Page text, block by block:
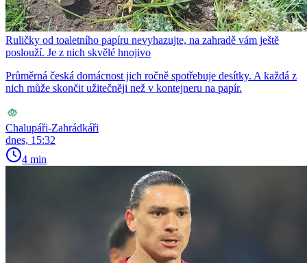
Ruličky od toaletního papíru nevyhazujte, na zahradě vám ještě
poslouží. Je z nich skvělé hnojivo
Průměrná česká domácnost jich ročně spotřebuje desítky. A každá z
nich může skončit užitečněji než v kontejneru na papír.
Chalupáři-Zahrádkáři
dnes, 15:32
4 min